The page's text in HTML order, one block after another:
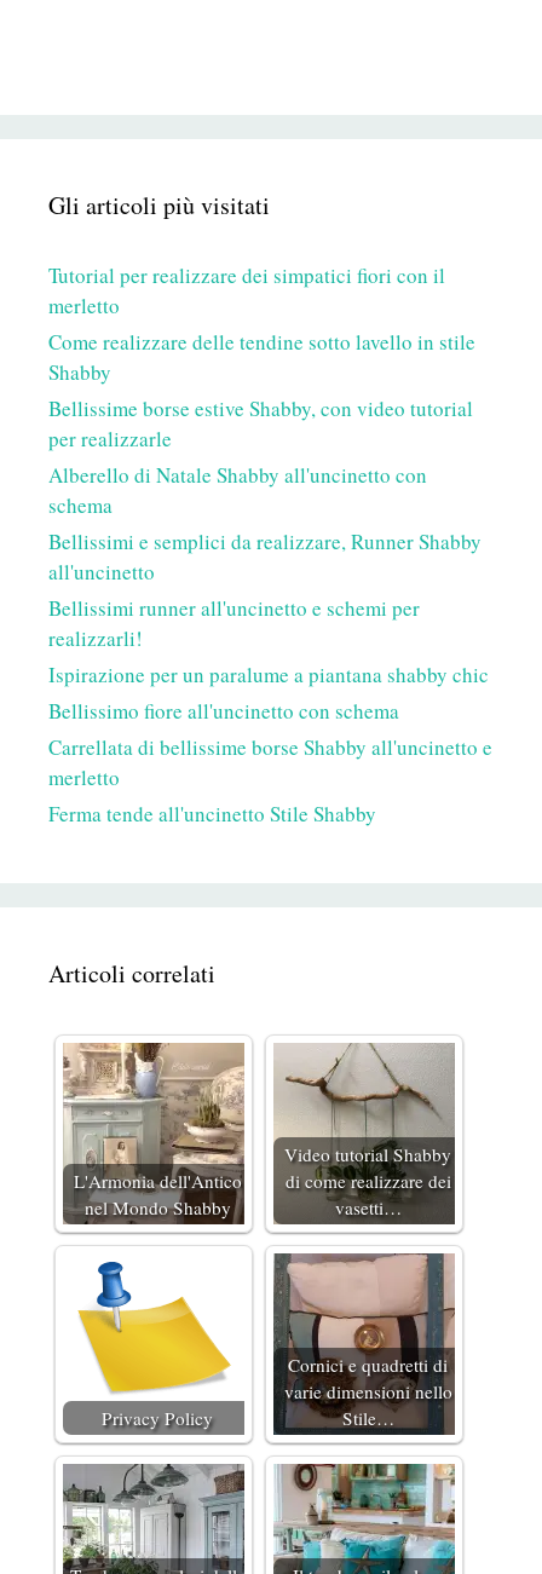
Gli articoli più visitati
Tutorial per realizzare dei simpatici fiori con il
merletto
Come realizzare delle tendine sotto lavello in stile
Shabby
Bellissime borse estive Shabby, con video tutorial
per realizzarle
Alberello di Natale Shabby all'uncinetto con
schema
Bellissimi e semplici da realizzare, Runner Shabby
all'uncinetto
Bellissimi runner all'uncinetto e schemi per
realizzarli!
Ispirazione per un paralume a piantana shabby chic
Bellissimo fiore all'uncinetto con schema
Carrellata di bellissime borse Shabby all'uncinetto e
merletto
Ferma tende all'uncinetto Stile Shabby
Articoli correlati
L'Armonia dell'Antico
nel Mondo Shabby
Video tutorial Shabby
di come realizzare dei
vasetti…
Privacy Policy
Cornici e quadretti di
varie dimensioni nello
Stile…